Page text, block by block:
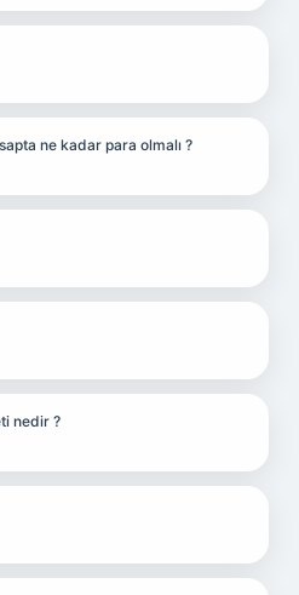
ne kadar para olmalı ?
nedir ?